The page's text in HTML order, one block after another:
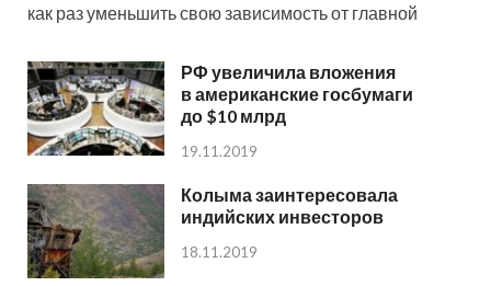
как раз уменьшить свою зависимость от главной
РФ увеличила вложения
в американские госбумаги
до $10 млрд
19.11.2019
Колыма заинтересовала
индийских инвесторов
18.11.2019